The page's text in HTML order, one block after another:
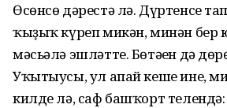
Өсөнсө дәрестә лә. Дүртенсе
ҡыҙыҡ күреп микән, минән бер
мәсьәлә эшләтте. Бөтәһен дә
Уҡытыусы, ул апай кеше ине,
килде лә, саф башҡорт телендә: